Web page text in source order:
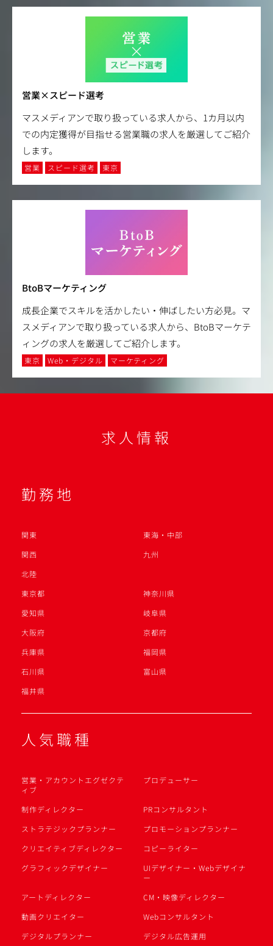
営業×スピード選考
マスメディアンで取り扱っている求人から、1カ月以内
での内定獲得が目指せる営業職の求人を厳選してご紹介
します。
営業 スピード選考 東京
BtoBマーケティング
成長企業でスキルを活かしたい・伸ばしたい方必見。マ
スメディアンで取り扱っている求人から、BtoBマーケテ
ィングの求人を厳選してご紹介します。
東京 Web・デジタル マーケティング
求人情報
勤務地
関東
東海・中部
関西
九州
北陸
東京都
神奈川県
愛知県
岐阜県
大阪府
京都府
兵庫県
福岡県
石川県
富山県
福井県
人気職種
営業・アカウントエグゼクテ
ィブ
プロデューサー
制作ディレクター
PRコンサルタント
ストラテジックプランナー
プロモーションプランナー
クリエイティブディレクター
コピーライター
グラフィックデザイナー
UIデザイナー・Webデザイナ
ー
アートディレクター
CM・映像ディレクター
動画クリエイター
Webコンサルタント
デジタルプランナー
デジタル広告運用